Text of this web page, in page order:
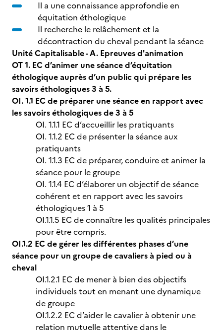
Il a une connaissance approfondie en
équitation éthologique
Il recherche le relâchement et la
décontraction du cheval pendant la séance
Unité Capitalisable - A. Epreuves d'animation
OT 1. EC d’animer une séance d’équitation
éthologique auprès d’un public qui prépare les
savoirs éthologiques 3 à 5.
OI. 1.1 EC de préparer une séance en rapport avec
les savoirs éthologiques de 3 à 5
OI. 1.1.1 EC d’accueillir les pratiquants
OI. 1.1.2 EC de présenter la séance aux
pratiquants
OI. 1.1.3 EC de préparer, conduire et animer la
séance pour le groupe
OI. 1.1.4 EC d’élaborer un objectif de séance
cohérent et en rapport avec les savoirs
éthologiques 1 à 5
OI.1.1.5 EC de connaître les qualités principales
pour être compris.
OI.1.2 EC de gérer les différentes phases d’une
séance pour un groupe de cavaliers à pied ou à
cheval
OI.1.2.1 EC de mener à bien des objectifs
individuels tout en menant une dynamique
de groupe
OI.1.2.2 EC d’aider le cavalier à obtenir une
relation mutuelle attentive dans le